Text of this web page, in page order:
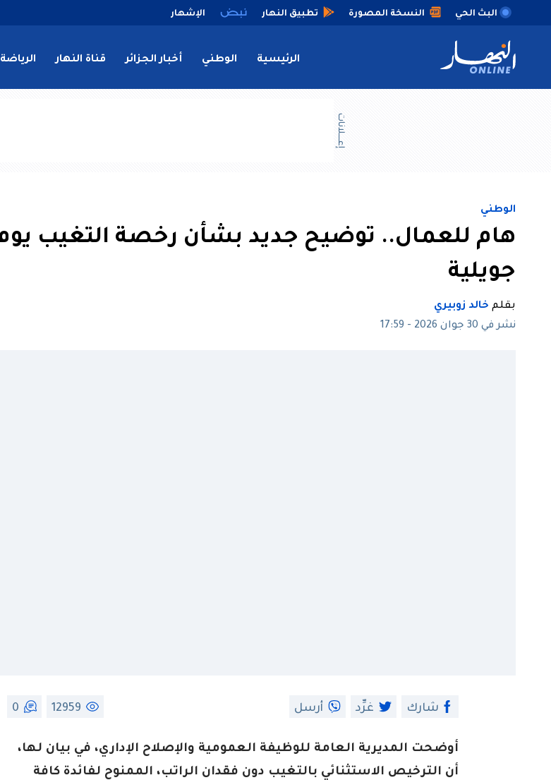
البث الحي النسخة المصورة تطبيق النهار الإشهار
الرئيسية الوطني أخبار الجزائر قناة النهار الرياضة
إعــــلانات
الوطني
جويلية
بقلم خالد زوبيري
نشر في 30 جوان 2026 - 17:59
شارك غرِّد أرسل 12959
0
أوضحت المديرية العامة للوظيفة العمومية والإصلاح الإداري، في بيان لها،
أن الترخيص الاستثنائي بالتغيب دون فقدان الراتب، الممنوح لفائدة كافة